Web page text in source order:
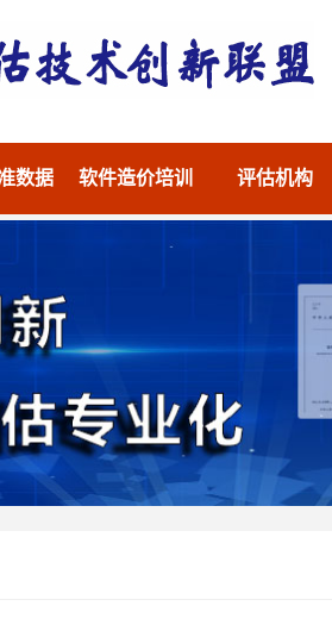
数据 软件造价培训 评估机构